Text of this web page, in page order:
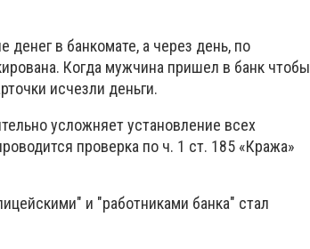
денег в банкомате, а через день, по
Когда мужчина пришел в банк чтобы
исчезли деньги.
усложняет установление всех
проверка по ч. 1 ст. 185 «Кража»
и "работниками банка" стал